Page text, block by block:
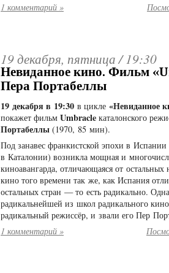
1 комментарий »
19 декабря, пятница /19:30
Невиданное кино. Фильм
Пера Портабеллы
19 декабря в 19:30 в цикле «Невиданное
покажет фильм Umbracle каталонского
Портабеллы (1970, 85 мин).
Под занавес франкистской эпохи в Испании
в Каталонии) возникла мощная и
киноавангарда, отличающаяся от
кино того времени так же, как Испания
остальных стран — то есть радикально.
радикальнейшей из школ радикального
радикальный режиссёр, и звали его Пер
1 комментарий »